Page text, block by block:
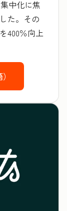
中化に焦
た。その
400％向上